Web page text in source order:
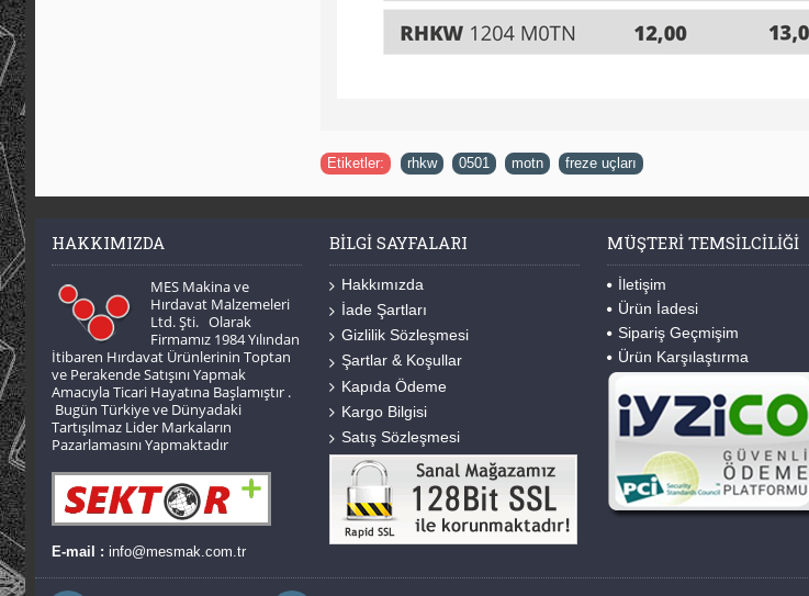
Etiketler: rhkw 0501 motn freze uçları
HAKKIMIZDA
MES Makina ve
Hırdavat Malzemeleri
Ltd. Şti. Olarak
Firmamız 1984 Yılından
İtibaren Hırdavat Ürünlerinin Toptan
ve Perakende Satışını Yapmak
Amacıyla Ticari Hayatına Başlamıştır .
Bugün Türkiye ve Dünyadaki
Tartışılmaz Lider Markaların
Pazarlamasını Yapmaktadır
E-mail : info@mesmak.com.tr
BILGI SAYFALARI
Hakkımızda
İade Şartları
Gizlilik Sözleşmesi
Şartlar & Koşullar
Kapıda Ödeme
Kargo Bilgisi
Satış Sözleşmesi
MÜŞTERI TEMSILCILIĞI
İletişim
Ürün İadesi
Sipariş Geçmişim
Ürün Karşılaştırma